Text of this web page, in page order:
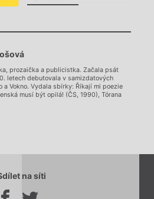
Načítá se.
prozaička a publicistka. Začala psát
letech debutovala v samizdatových
a Vokno. Vydala sbírky: Říkají mi poezie
musí být opilá! (ČS, 1990), Tórana
na síti